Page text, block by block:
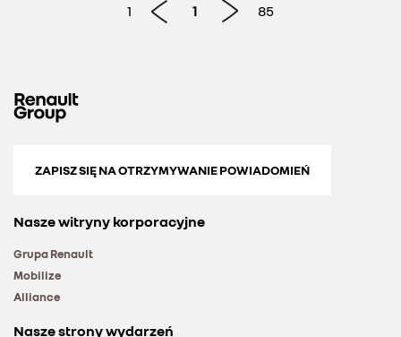
1 1 85
ZAPISZ SIĘ NA OTRZYMYWANIE POWIADOMIEŃ
Nasze witryny korporacyjne
Grupa Renault
Mobilize
Alliance
Nasze strony wydarzeń